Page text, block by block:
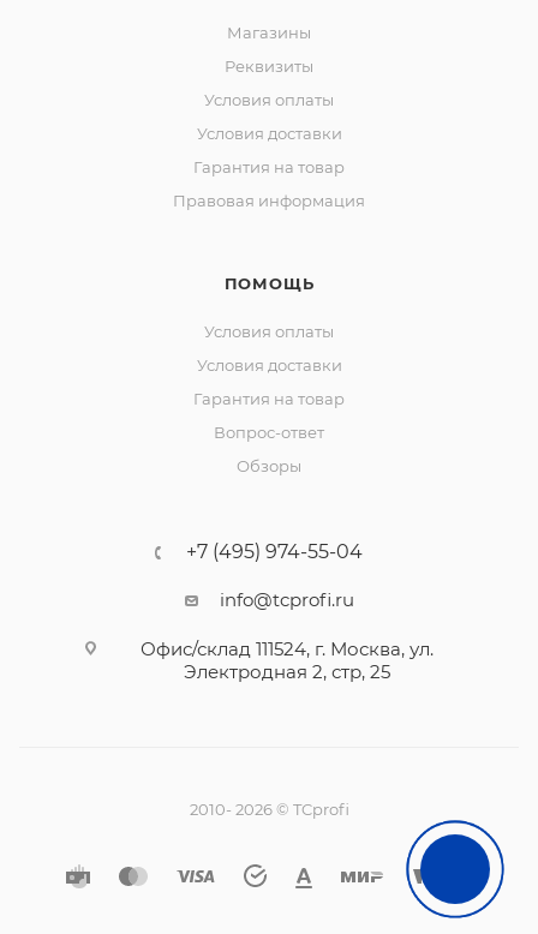
Магазины
Реквизиты
Условия оплаты
Условия доставки
Гарантия на товар
Правовая информация
ПОМОЩЬ
Условия оплаты
Условия доставки
Гарантия на товар
Вопрос-ответ
Обзоры
+7 (495) 974-55-04
info@tcprofi.ru
Офис/склад 111524, г. Москва, ул.
Электродная 2, стр, 25
2010- 2026 © TCprofi